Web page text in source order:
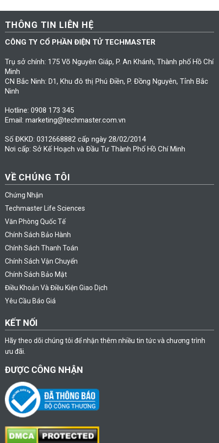
THÔNG TIN LIÊN HỆ
CÔNG TY CỔ PHẦN ĐIỆN TỬ TECHMASTER
Trụ sở chính: 175 Võ Nguyên Giáp, P. An Khánh, Thành phố Hồ Chí
Minh
CN Bắc Ninh: D1, Khu đô thị Phú Điền, P. Đồng Nguyên, Tỉnh Bắc
Ninh
Hotline: 0908 173 345
Email: marketing@techmaster.com.vn
Số ĐKKD: 0312668882 cấp ngày 28/02/2014
Nơi cấp: Sở Kế Hoạch và Đầu Tư Thành Phố Hồ Chí Minh
VỀ CHÚNG TÔI
Chứng Nhận
Techmaster Life Sciences
Văn Phòng Quốc Tế
Chính Sách Bảo Hành
Chính Sách Thanh Toán
Chính Sách Vận Chuyển
Chính Sách Bảo Mật
Điều Khoản Và Điều Kiện Giao Dịch
Yêu Cầu Báo Giá
KẾT NỐI
Hãy theo dõi chúng tôi để nhận thêm nhiều tin tức và chương trình
ưu đãi.
ĐƯỢC CÔNG NHẬN